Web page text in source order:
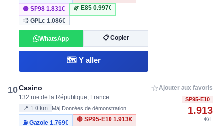
🟣 SP981.831€ 🌿 E85 0.997€
💨 GPLc1.086€
WhatsApp 📋 Copier
🗺️ Y aller
10Casino
132 rue de la République, France
📍 1.0 km Màj Données de démonstration
⛽ Gazole1.769€
🔴 SP95-E10 1.913€
☆Ajouter aux favoris
SP95-E10
1.913
€/L